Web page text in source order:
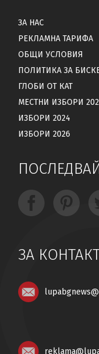
ЗА НАС
РЕКЛАМНА ТАРИФА
ОБЩИ УСЛОВИЯ
ПОЛИТИКА ЗА
ГЛОБИ ОТ КАТ
МЕСТНИ ИЗБОРИ
ИЗБОРИ 2024
ИЗБОРИ 2026
ЗА